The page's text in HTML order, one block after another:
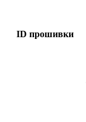
ID прошивки